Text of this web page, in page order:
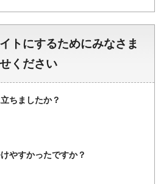
トにするためにみなさま
ください
ちましたか？
やすかったですか？